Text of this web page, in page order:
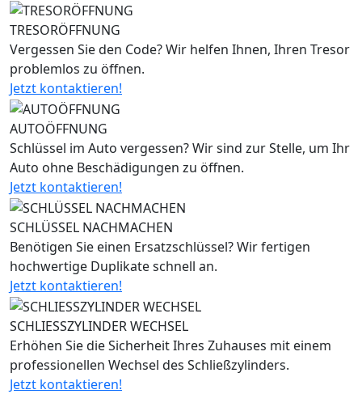
TRESORÖFFNUNG
Vergessen Sie den Code? Wir helfen Ihnen, Ihren Tresor
problemlos zu öffnen.
Jetzt kontaktieren!
AUTOÖFFNUNG
Schlüssel im Auto vergessen? Wir sind zur Stelle, um Ihr
Auto ohne Beschädigungen zu öffnen.
Jetzt kontaktieren!
SCHLÜSSEL NACHMACHEN
Benötigen Sie einen Ersatzschlüssel? Wir fertigen
hochwertige Duplikate schnell an.
Jetzt kontaktieren!
SCHLIESSZYLINDER WECHSEL
Erhöhen Sie die Sicherheit Ihres Zuhauses mit einem
professionellen Wechsel des Schließzylinders.
Jetzt kontaktieren!